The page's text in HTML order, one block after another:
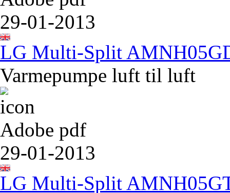
29-01-2013
LG Multi-Split
Varmepumpe luft til luft
Adobe pdf
29-01-2013
LG Multi-Split